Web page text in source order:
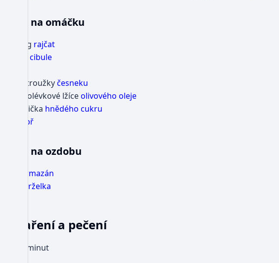
na omáčku
1 kg rajčat
cibule
2 stroužkyčesneku
2 polévkové lžíceolivového oleje
1 lžička hnědého cukru
pepř
na ozdobu
parmazán
petrželka
Vaření a pečení
60 minut